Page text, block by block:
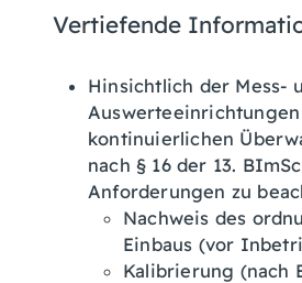
Vertiefende
Hinsichtlich der Mess-
kontinuierlichen
nach § 16 der 13.
Anforderungen zu
Nachweis des
Einbaus (vor
Kalibrierung (nach